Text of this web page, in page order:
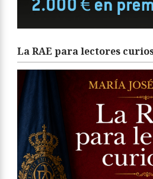
La RAE para lectores